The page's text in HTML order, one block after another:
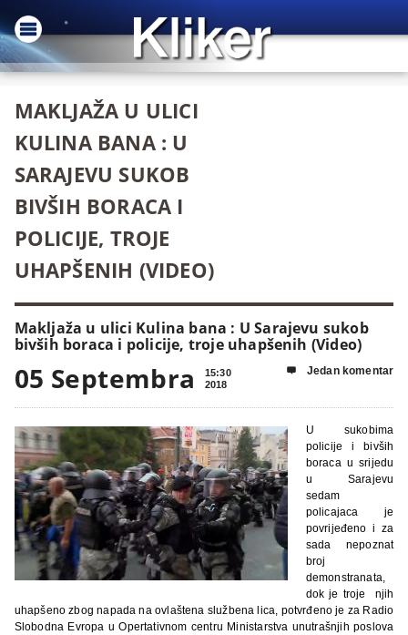
MAKLJAŽA U ULICI
KULINA BANA : U
SARAJEVU SUKOB
BIVŠIH BORACA I
POLICIJE, TROJE
UHAPŠENIH (VIDEO)
Makljaža u ulici Kulina bana : U Sarajevu sukob
bivših boraca i policije, troje uhapšenih (Video)
05 Septembra
15:30
2018
 Jedan komentar
U sukobima
policije i bivših
boraca u srijedu
u Sarajevu
sedam
policajaca je
povrijeđeno i za
sada nepoznat
broj
demonstranata,
dok je troje njih
uhapšeno zbog napada na ovlaštena službena lica, potvrđeno je za Radio
Slobodna Evropa u Opertativnom centru Ministarstva unutrašnjih poslova